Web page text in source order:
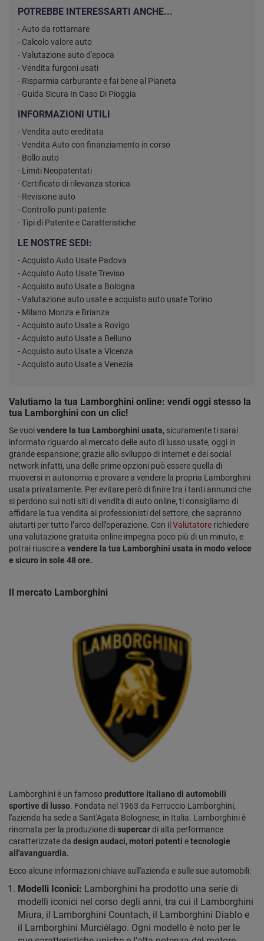
POTREBBE INTERESSARTI ANCHE...
- Auto da rottamare
- Calcolo valore auto
- Valutazione auto d'epoca
- Vendita furgoni usati
- Risparmia carburante e fai bene al Pianeta
- Guida Sicura In Caso Di Pioggia
INFORMAZIONI UTILI
- Vendita auto ereditata
- Vendita Auto con finanziamento in corso
- Bollo auto
- Limiti Neopatentati
- Certificato di rilevanza storica
- Revisione auto
- Controllo punti patente
- Tipi di Patente e Caratteristiche
LE NOSTRE SEDI:
- Acquisto Auto Usate Padova
- Acquisto Auto Usate Treviso
- Acquisto auto Usate a Bologna
- Valutazione auto usate e acquisto auto usate Torino
- Milano Monza e Brianza
- Acquisto auto Usate a Rovigo
- Acquisto auto Usate a Belluno
- Acquisto auto Usate a Vicenza
- Acquisto auto Usate a Venezia
Valutiamo la tua Lamborghini online: vendi oggi stesso la
tua Lamborghini con un clic!
Se vuoivendere la tua Lamborghini usata, sicuramente ti sarai
informato riguardo al mercato delle auto di lusso usate, oggi in
grande espansione; grazie allo sviluppo di internet e dei social
network infatti, una delle prime opzioni può essere quella di
muoversi in autonomia e provare a vendere la propria Lamborghini
usata privatamente. Per evitare però di finire tra i tanti annunci che
si perdono sui noti siti di vendita di auto online, ti consigliamo di
affidare la tua vendita ai professionisti del settore, che sapranno
aiutarti per tutto l’arco dell’operazione. Con il Valutatore richiedere
una valutazione gratuita online impegna poco più di un minuto, e
potrai riuscire a vendere la tua Lamborghini usata in modo veloce
e sicuro in sole 48 ore.
Il mercato Lamborghini
Lamborghini è un famosoproduttore italiano di automobili
sportive di lusso. Fondata nel 1963 da Ferruccio Lamborghini,
l'azienda ha sede a Sant'Agata Bolognese, in Italia. Lamborghini è
rinomata per la produzione disupercardi alta performance
caratterizzate da design audaci, motori potenti etecnologie
all'avanguardia.
Ecco alcune informazioni chiave sull'azienda e sulle sue automobili:
Modelli Iconici: Lamborghini ha prodotto una serie di
modelli iconici nel corso degli anni, tra cui il Lamborghini
Miura, il Lamborghini Countach, il Lamborghini Diablo e
il Lamborghini Murciélago. Ogni modello è noto per le